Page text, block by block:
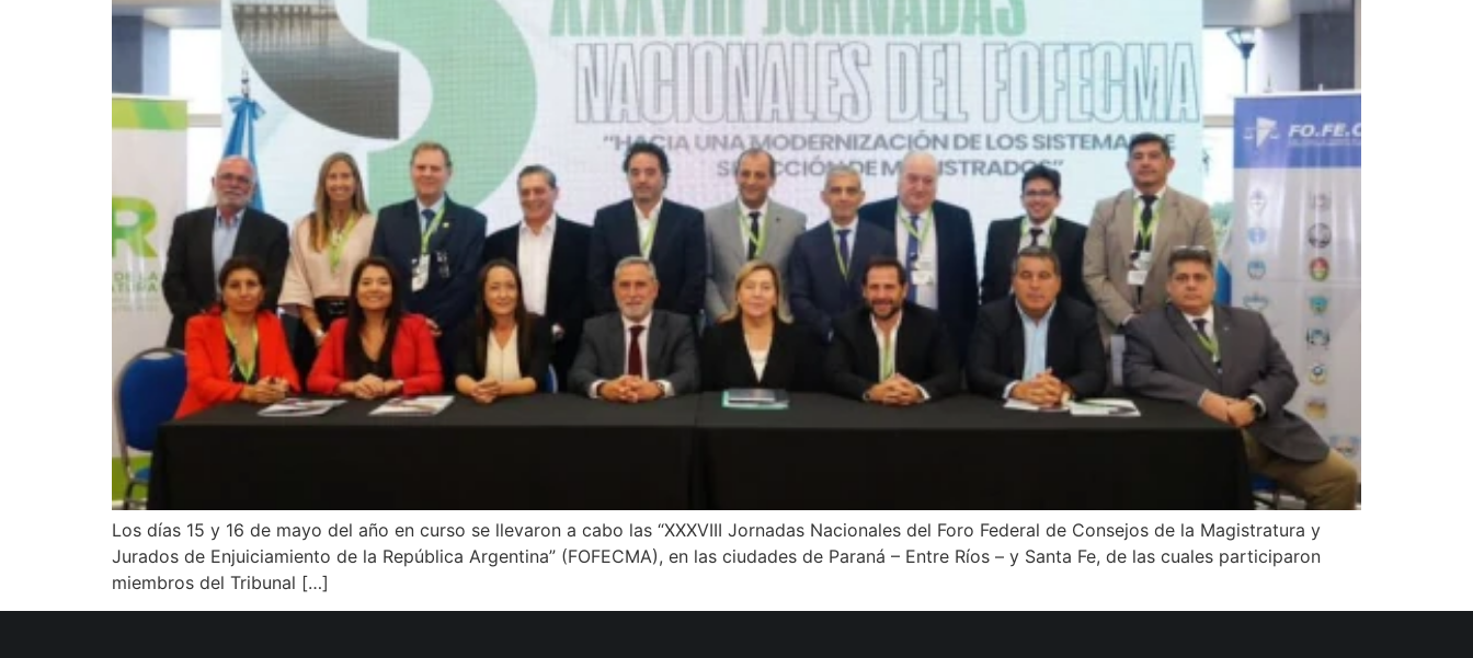
Los días 15 y 16 de mayo del año en curso se llevaron a cabo las “XXXVIII Jornadas Nacionales del Foro Federal de Consejos de la Magistratura y
Jurados de Enjuiciamiento de la República Argentina” (FOFECMA), en las ciudades de Paraná – Entre Ríos – y Santa Fe, de las cuales participaron
miembros del Tribunal […]